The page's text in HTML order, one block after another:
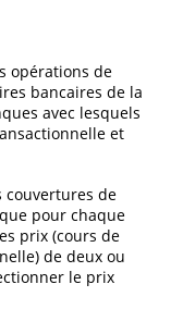
opérations de
bancaires de la
avec lesquels
et
couvertures de
pour chaque
prix (cours de
de deux ou
le prix